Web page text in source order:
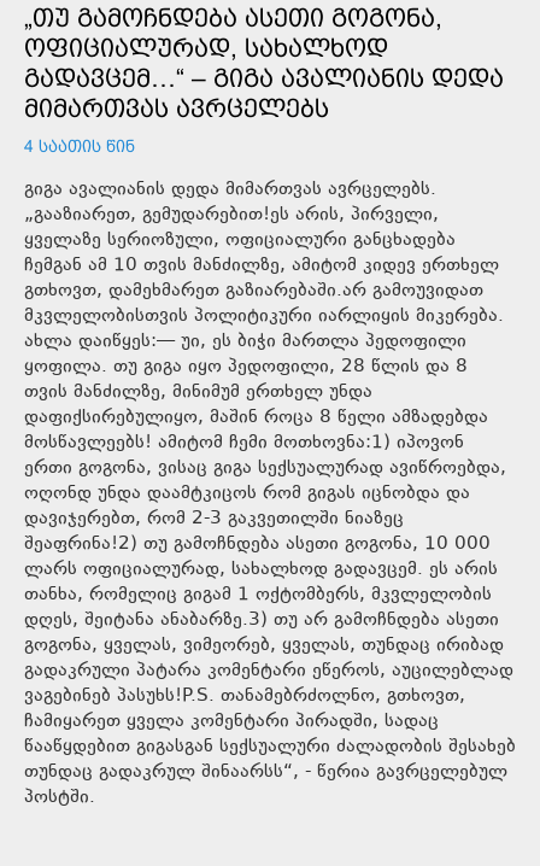
„ᲗᲣ ᲒᲐᲛᲝᲩᲜᲓᲔᲑᲐ ᲐᲡᲔᲗᲘ ᲒᲝᲒᲝᲜᲐ,
ᲝᲤᲘᲪᲘᲐᲚᲣᲠᲐᲓ, ᲡᲐᲮᲐᲚᲮᲝᲓ
ᲒᲐᲓᲐᲕᲪᲔᲛ…“ – ᲒᲘᲒᲐ ᲐᲕᲐᲚᲘᲐᲜᲘᲡ ᲓᲔᲓᲐ
ᲛᲘᲛᲐᲠᲗᲕᲐᲡ ᲐᲕᲠᲪᲔᲚᲔᲑᲡ
4 ᲡᲐᲐᲗᲘᲡ ᲬᲘᲜ
გიგა ავალიანის დედა მიმართვას ავრცელებს.
„გააზიარეთ, გემუდარებით!ეს არის, პირველი,
ყველაზე სერიოზული, ოფიციალური განცხადება
ჩემგან ამ 10 თვის მანძილზე, ამიტომ კიდევ ერთხელ
გთხოვთ, დამეხმარეთ გაზიარებაში.არ გამოუვიდათ
მკვლელობისთვის პოლიტიკური იარლიყის მიკერება.
ახლა დაიწყეს:— უი, ეს ბიჭი მართლა პედოფილი
ყოფილა. თუ გიგა იყო პედოფილი, 28 წლის და 8
თვის მანძილზე, მინიმუმ ერთხელ უნდა
დაფიქსირებულიყო, მაშინ როცა 8 წელი ამზადებდა
მოსწავლეებს! ამიტომ ჩემი მოთხოვნა:1) იპოვონ
ერთი გოგონა, ვისაც გიგა სექსუალურად ავიწროებდა,
ოღონდ უნდა დაამტკიცოს რომ გიგას იცნობდა და
დავიჯერებთ, რომ 2-3 გაკვეთილში ნიაზეც
შეაფრინა!2) თუ გამოჩნდება ასეთი გოგონა, 10 000
ლარს ოფიციალურად, სახალხოდ გადავცემ. ეს არის
თანხა, რომელიც გიგამ 1 ოქტომბერს, მკვლელობის
დღეს, შეიტანა ანაბარზე.3) თუ არ გამოჩნდება ასეთი
გოგონა, ყველას, ვიმეორებ, ყველას, თუნდაც ირიბად
გადაკრული პატარა კომენტარი ეწეროს, აუცილებლად
ვაგებინებ პასუხს!P.S. თანამებრძოლნო, გთხოვთ,
ჩამიყარეთ ყველა კომენტარი პირადში, სადაც
წააწყდებით გიგასგან სექსუალური ძალადობის შესახებ
თუნდაც გადაკრულ შინაარსს“, - წერია გავრცელებულ
პოსტში.